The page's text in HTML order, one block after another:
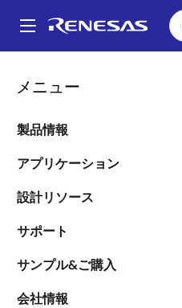
ン
メニュー
製品情報
アプリケーション
設計リソース
サポート
サンプル&ご購入
会社情報
パ
ン
く
ず
データセンタ向けタイミング製品
データセンタ
グ製品ポート
充し、超低ジ
ロック生成を
供開始